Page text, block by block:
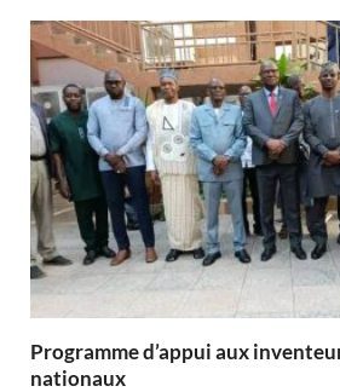
Programme d’appui aux
nationaux